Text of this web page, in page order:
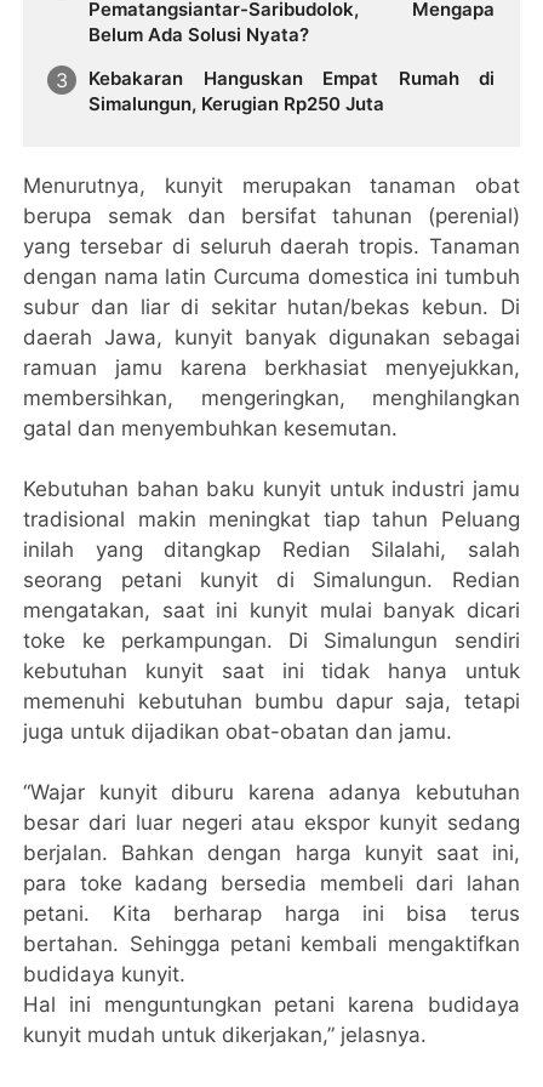
Pematangsiantar-Saribudolok, Mengapa
Belum Ada Solusi Nyata?
Kebakaran Hanguskan Empat Rumah di
Simalungun, Kerugian Rp250 Juta
Menurutnya, kunyit merupakan tanaman obat
berupa semak dan bersifat tahunan (perenial)
yang tersebar di seluruh daerah tropis. Tanaman
dengan nama latin Curcuma domestica ini tumbuh
subur dan liar di sekitar hutan/bekas kebun. Di
daerah Jawa, kunyit banyak digunakan sebagai
ramuan jamu karena berkhasiat menyejukkan,
membersihkan, mengeringkan, menghilangkan
gatal dan menyembuhkan kesemutan.
Kebutuhan bahan baku kunyit untuk industri jamu
tradisional makin meningkat tiap tahun Peluang
inilah yang ditangkap Redian Silalahi, salah
seorang petani kunyit di Simalungun. Redian
mengatakan, saat ini kunyit mulai banyak dicari
toke ke perkampungan. Di Simalungun sendiri
kebutuhan kunyit saat ini tidak hanya untuk
memenuhi kebutuhan bumbu dapur saja, tetapi
juga untuk dijadikan obat-obatan dan jamu.
“Wajar kunyit diburu karena adanya kebutuhan
besar dari luar negeri atau ekspor kunyit sedang
berjalan. Bahkan dengan harga kunyit saat ini,
para toke kadang bersedia membeli dari lahan
petani. Kita berharap harga ini bisa terus
bertahan. Sehingga petani kembali mengaktifkan
budidaya kunyit.
Hal ini menguntungkan petani karena budidaya
kunyit mudah untuk dikerjakan,” jelasnya.